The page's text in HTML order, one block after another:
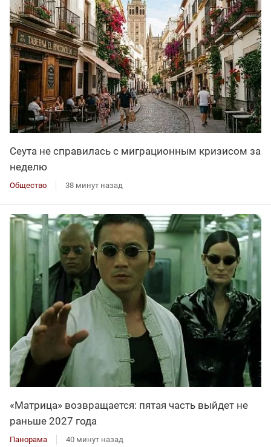
Сеута не справилась с миграционным кризисом за
неделю
Общество 38 минут назад
«Матрица» возвращается: пятая часть выйдет не
раньше 2027 года
Панорама 40 минут назад